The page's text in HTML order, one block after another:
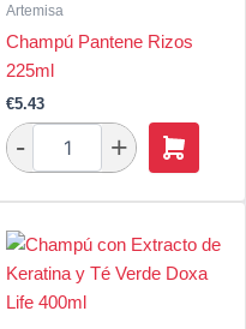
Artemisa
Champú Pantene Rizos
225ml
€5.43